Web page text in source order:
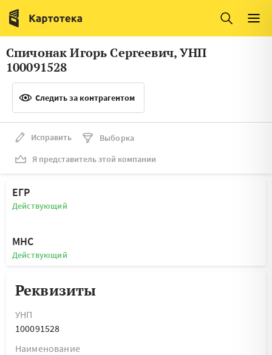
Италия
Люксембург
Литва
Латвия
Словения
Франция
Швеция
Мальта
Спичонак Игорь Сергеевич, УНП
100091528
Следить за контрагентом
Исправить
Выборка
Я представитель этой компании
ЕГР
Действующий
МНС
Действующий
Реквизиты
УНП
100091528
Наименование